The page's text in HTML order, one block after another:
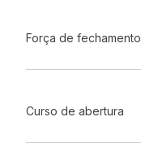
Força de fechamento
Curso de abertura